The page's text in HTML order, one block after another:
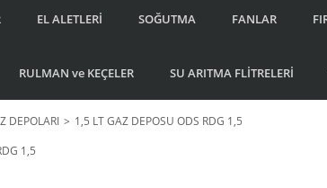
EL ALETLERİ SOĞUTMA FANLAR
RULMAN ve KEÇELER SU ARITMA FLİTRELERİ
DEPOLARI
1,5 LT GAZ DEPOSU ODS RDG 1,5